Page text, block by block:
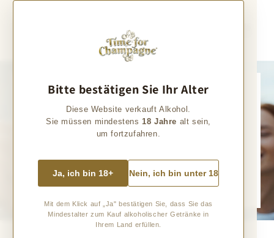
Einzigartige Champagner
Entdeckt mit uns die vielfältige Welt einzigartiger Champagner!
Von unseren regelmäßigen Reisen in die Champagne bringen wir Euch besondere
Bitte bestätigen Sie Ihr Alter
Diese Website verkauft Alkohol.
Sie müssen mindestens18 Jahre alt sein,
um fortzufahren.
Ja, ich bin 18+ Nein, ich bin unter 18
Mit dem Klick auf „Ja" bestätigen Sie, dass Sie das
Mindestalter zum Kauf alkoholischer Getränke in
Ihrem Land erfüllen.